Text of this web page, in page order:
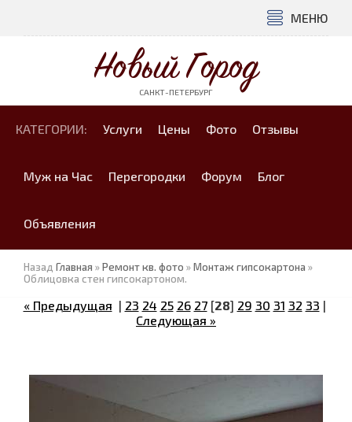
МЕНЮ
Новый Город
САНКТ-ПЕТЕРБУРГ
КАТЕГОРИИ: Услуги Цены Фото Отзывы
Муж на Час Перегородки Форум Блог
Объявления
Назад Главная »Ремонт кв. фото »Монтаж гипсокартона »
Облицовка стен гипсокартоном.
« Предыдущая | 23 24 25 26 27[28] 29 30 31 32 33 |
Следующая »